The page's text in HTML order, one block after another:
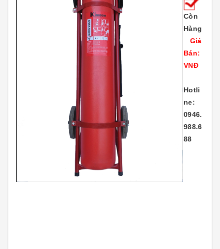
Còn
Hàng
Giá
Bán:
VNĐ
Hotli
ne:
0946.
988.6
88